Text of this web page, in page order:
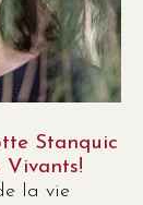
Stanquic
Vivants!
la vie